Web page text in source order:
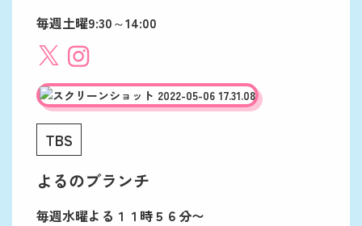
毎週土曜9:30～14:00
TBS
よるのブランチ
毎週水曜よる１１時５６分〜